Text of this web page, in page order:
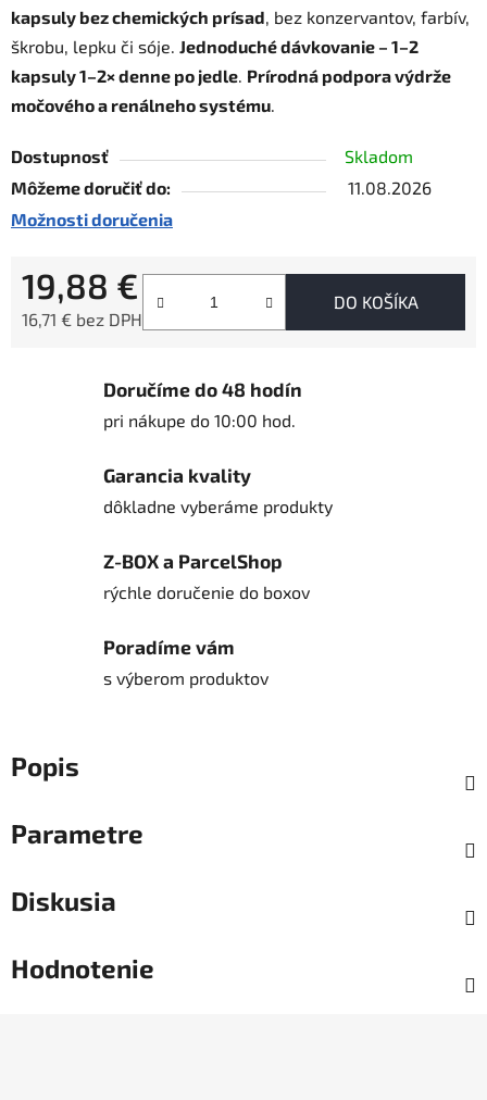
kapsuly bez chemických prísad, bez konzervantov, farbív,
škrobu, lepku či sóje. Jednoduché dávkovanie – 1–2
kapsuly 1–2× denne po jedle. Prírodná podpora výdrže
močového a renálneho systému.
Dostupnosť
Skladom
Môžeme doručiť do:
11.08.2026
Možnosti doručenia
19,88 €
16,71 € bez DPH
DO KOŠÍKA
Doručíme do 48 hodín
pri nákupe do 10:00 hod.
Garancia kvality
dôkladne vyberáme produkty
Z-BOX a ParcelShop
rýchle doručenie do boxov
Poradíme vám
s výberom produktov
Popis
Parametre
Diskusia
Hodnotenie